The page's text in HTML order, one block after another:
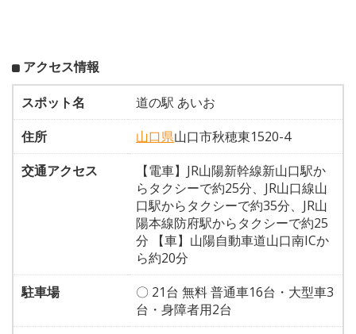
アクセス情報
スポット名
道の駅 あいお
住所
山口県山口市秋穂東1520-4
交通アクセス
【電車】JR山陽新幹線新山口駅か
らタクシーで約25分、JR山口線山
口駅からタクシーで約35分、JR山
陽本線防府駅からタクシーで約25
分 【車】山陽自動車道山口南ICか
ら約20分
駐車場
〇 21台 無料 普通車16台・大型車3
台・身障者用2台